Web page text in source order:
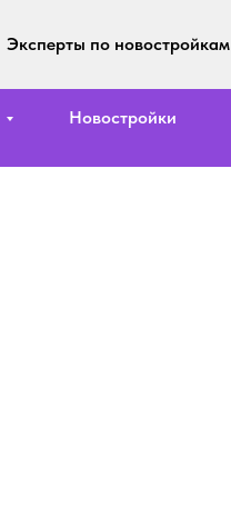
Эксперты по новостройкам
Новостройки